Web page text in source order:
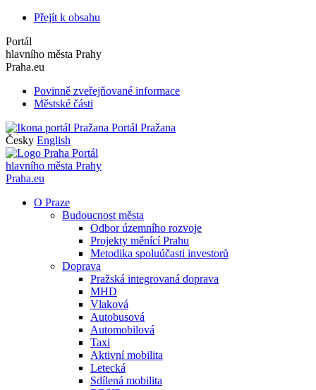
Přejít k obsahu
Portál
hlavního města Prahy
Praha.eu
Povinně zveřejňované informace
Městské části
Portál Pražana
Česky English
Portál
hlavního města Prahy
Praha.eu
O Praze
Budoucnost města
Odbor územního rozvoje
Projekty měnící Prahu
Metodika spoluúčasti investorů
Doprava
Pražská integrovaná doprava
MHD
Vlaková
Autobusová
Automobilová
Taxi
Aktivní mobilita
Letecká
Sdílená mobilita